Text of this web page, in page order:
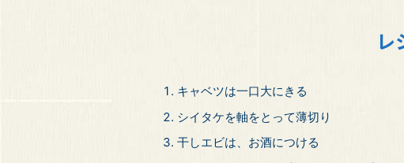
レ
キャベツは一口大にきる
シイタケを軸をとって薄切り
干しエビは、お酒につける